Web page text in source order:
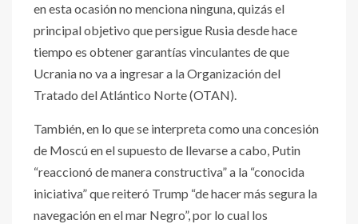
en esta ocasión no menciona ninguna, quizás el
principal objetivo que persigue Rusia desde hace
tiempo es obtener garantías vinculantes de que
Ucrania no va a ingresar a la Organización del
Tratado del Atlántico Norte (OTAN).
También, en lo que se interpreta como una concesión
de Moscú en el supuesto de llevarse a cabo, Putin
“reaccionó de manera constructiva” a la “conocida
iniciativa” que reiteró Trump “de hacer más segura la
navegación en el mar Negro”, por lo cual los